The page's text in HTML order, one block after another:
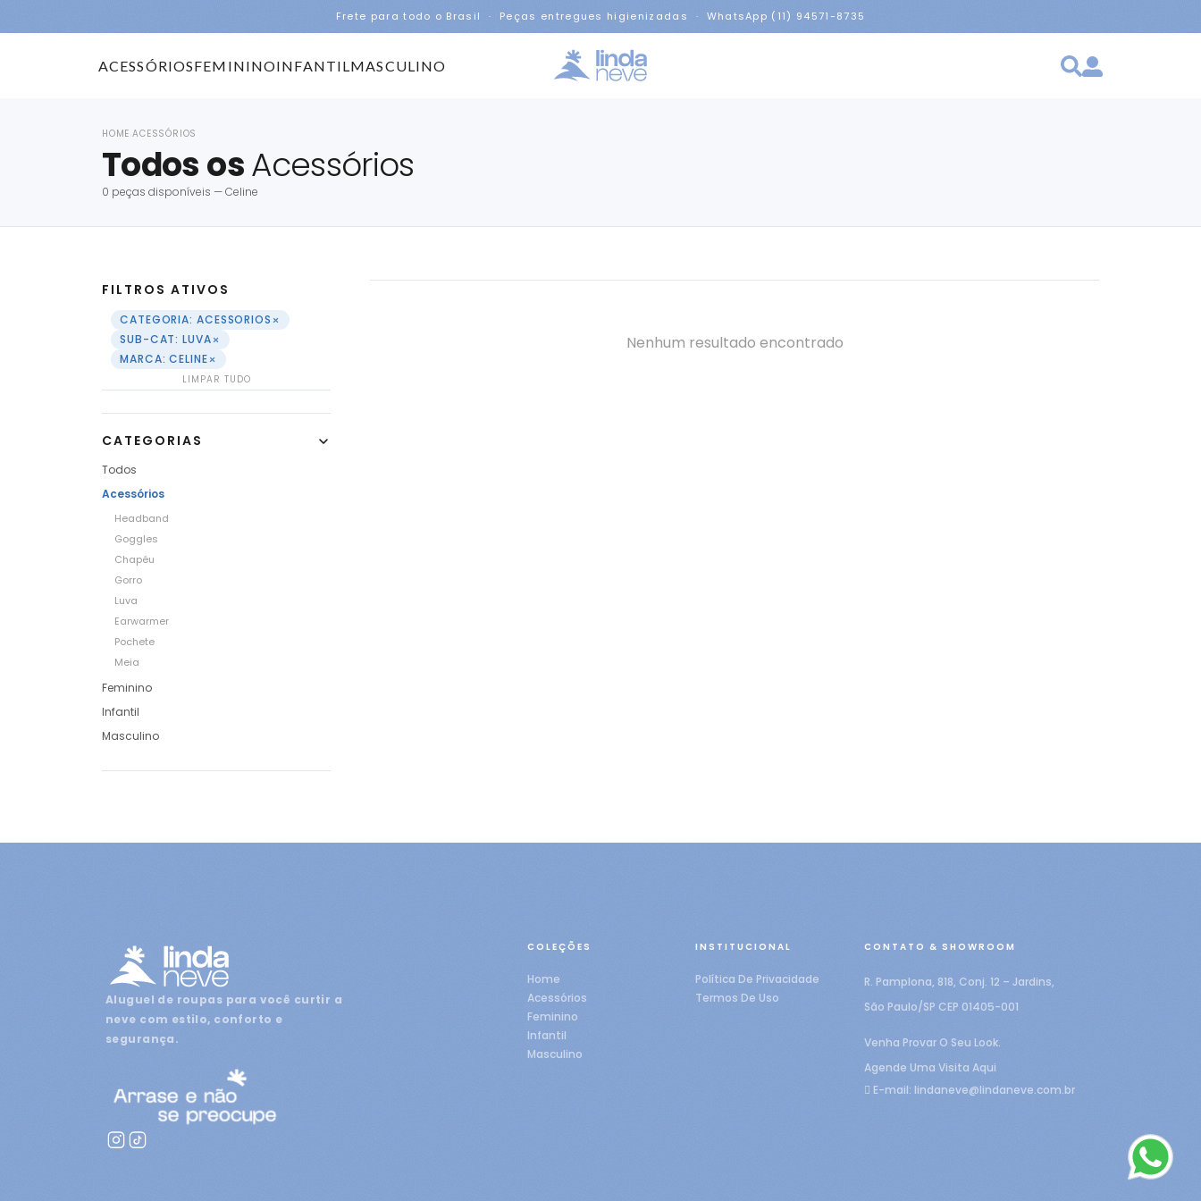
Frete para todo o Brasil · Peças entregues higienizadas · WhatsApp (11) 94571-8735
ACESSÓRIOSFEMININOINFANTILMASCULINO
HOME ›ACESSÓRIOS
Todos osAcessórios
0 peças disponíveis — Celine
FILTROS ATIVOS
CATEGORIA: ACESSORIOS×
SUB-CAT: LUVA×
MARCA: CELINE×
LIMPAR TUDO
CATEGORIAS
Todos
Acessórios
Headband
Goggles
Chapéu
Gorro
Luva
Earwarmer
Pochete
Meia
Feminino
Infantil
Masculino
Nenhum resultado encontrado
Aluguel de roupas para você curtir a
neve com estilo, conforto e
segurança.
COLEÇÕES
Home
Acessórios
Feminino
Infantil
Masculino
INSTITUCIONAL
Política De Privacidade
Termos De Uso
CONTATO & SHOWROOM
R. Pamplona, 818, Conj. 12 – Jardins,
São Paulo/SP CEP 01405-001
Venha Provar O Seu Look.
Agende Uma Visita Aqui
E-mail: lindaneve@lindaneve.com.br